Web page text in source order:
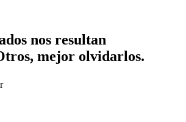
nos resultan
mejor olvidarlos.